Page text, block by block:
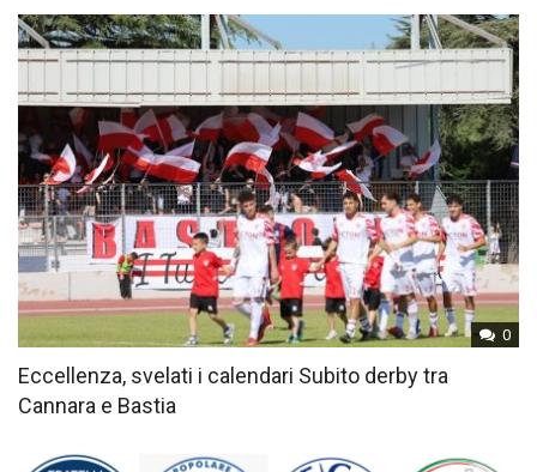
0
Eccellenza, svelati i calendari Subito derby tra
Cannara e Bastia